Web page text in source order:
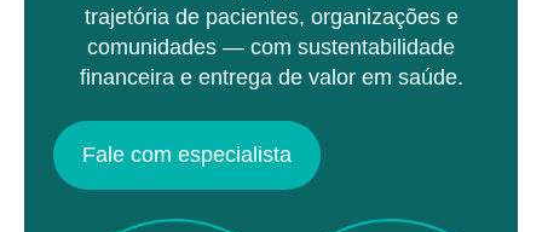
trajetória de pacientes, organizações e
comunidades — com sustentabilidade
financeira e entrega de valor em saúde.
Fale com especialista